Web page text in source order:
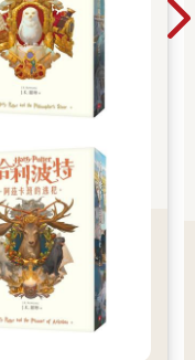
男人同房吧？」
去也有很多次三人一起
都會以性別來分房。
定也會這樣安排，所
怎麼看出愛夢和雄高
想複誦一次「怎麼
的鼻子。
。葉介不知道該怎麼
頭看葉介。她有著黑
眼睛看起來比實際上
不可思議的熟悉感，